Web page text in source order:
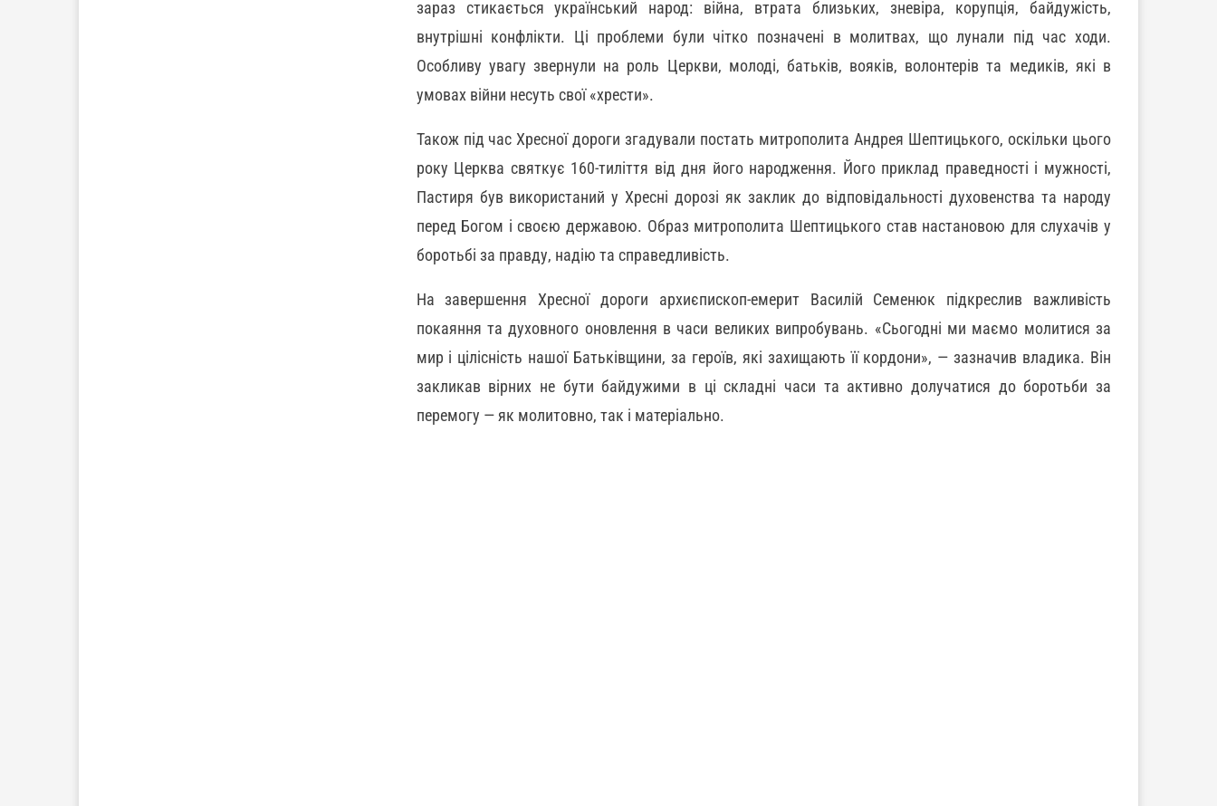
зараз стикається український народ: війна, втрата близьких, зневіра, корупція, байдужість,
внутрішні конфлікти. Ці проблеми були чітко позначені в молитвах, що лунали під час ходи.
Особливу увагу звернули на роль Церкви, молоді, батьків, вояків, волонтерів та медиків, які в
умовах війни несуть свої «хрести».
Також під час Хресної дороги згадували постать митрополита Андрея Шептицького, оскільки цього
року Церква святкує 160-тиліття від дня його народження. Його приклад праведності і мужності,
Пастиря був використаний у Хресні дорозі як заклик до відповідальності духовенства та народу
перед Богом і своєю державою. Образ митрополита Шептицького став настановою для слухачів у
боротьбі за правду, надію та справедливість.
На завершення Хресної дороги архиєпископ-емерит Василій Семенюк підкреслив важливість
покаяння та духовного оновлення в часи великих випробувань. «Сьогодні ми маємо молитися за
мир і цілісність нашої Батьківщини, за героїв, які захищають її кордони», — зазначив владика. Він
закликав вірних не бути байдужими в ці складні часи та активно долучатися до боротьби за
перемогу — як молитовно, так і матеріально.